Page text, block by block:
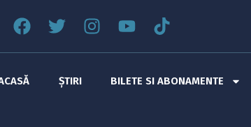
ȘTIRI BILETE SI ABONAMENTE